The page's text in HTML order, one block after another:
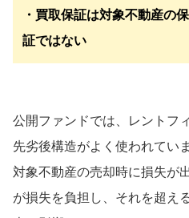
・買取保証は対象不動産の
証ではない
公開ファンドでは、レントフ
先劣後構造がよく使われていま
対象不動産の売却時に損失が
が損失を負担し、それを超え